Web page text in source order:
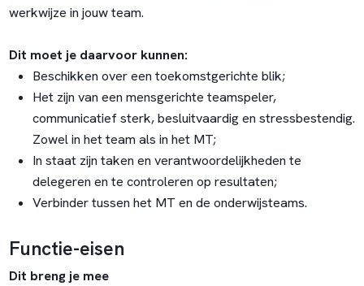
werkwijze in jouw team.
Dit moet je daarvoor kunnen:
Beschikken over een toekomstgerichte blik;
Het zijn van een mensgerichte teamspeler,
communicatief sterk, besluitvaardig en stressbestendig.
Zowel in het team als in het MT;
In staat zijn taken en verantwoordelijkheden te
delegeren en te controleren op resultaten;
Verbinder tussen het MT en de onderwijsteams.
Functie-eisen
Dit breng je mee